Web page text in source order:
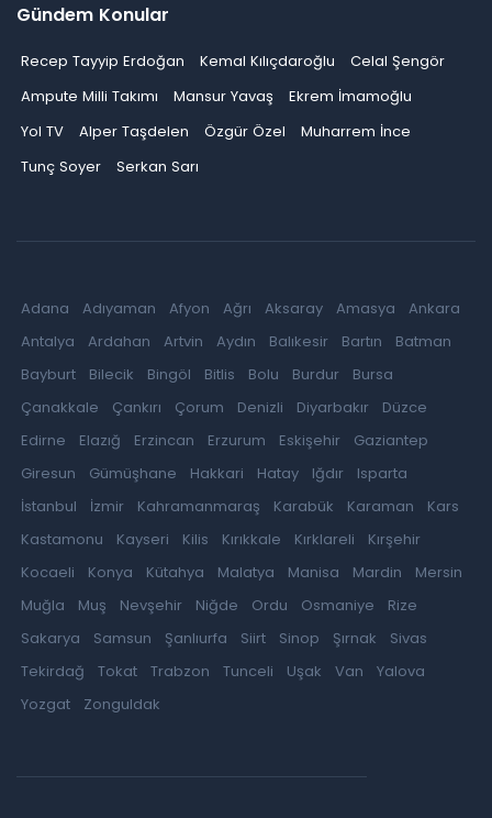
Gündem Konular
Recep Tayyip Erdoğan Kemal Kılıçdaroğlu
Celal Şengör
Ampute Milli Takımı
Mansur Yavaş
Ekrem İmamoğlu
Yol TV
Alper Taşdelen Özgür Özel
Muharrem İnce
Tunç Soyer
Serkan Sarı
Adana Adıyaman Afyon Ağrı Aksaray Amasya
Ankara
Antalya
Ardahan Artvin Aydın Balıkesir Bartın
Batman
Bayburt
Bilecik Bingöl Bitlis Bolu Burdur
Bursa
Çanakkale
Çankırı Çorum Denizli Diyarbakır
Düzce
Edirne
Elazığ Erzincan Erzurum Eskişehir
Gaziantep
Giresun
Gümüşhane Hakkari Hatay Iğdır
Isparta
İstanbul
İzmir Kahramanmaraş Karabük Karaman
Kars
Kastamonu
Kayseri Kilis Kırıkkale Kırklareli
Kırşehir
Kocaeli
Konya Kütahya Malatya Manisa Mardin
Mersin
Muğla
Muş Nevşehir Niğde Ordu Osmaniye
Rize
Sakarya
Samsun Şanlıurfa Siirt Sinop Şırnak
Sivas
Tekirdağ
Tokat Trabzon Tunceli Uşak Van
Yalova
Yozgat
Zonguldak